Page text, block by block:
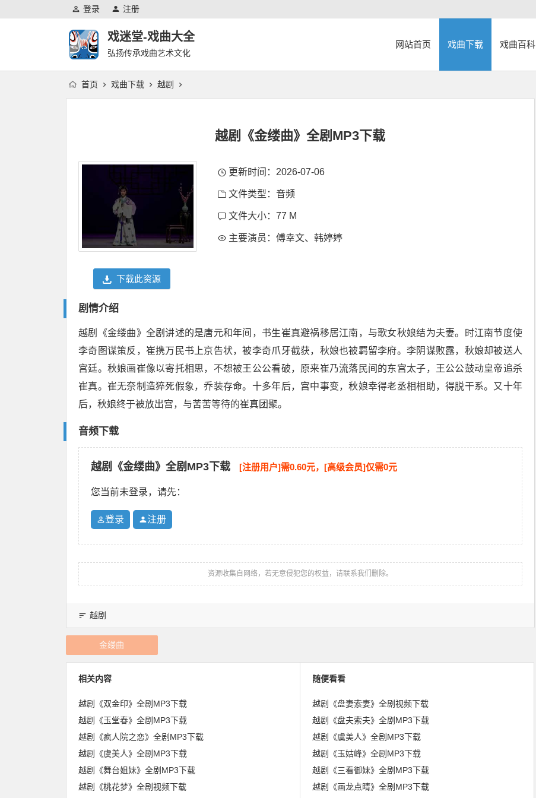
登录 注册
戏迷堂-戏曲大全
弘扬传承戏曲艺术文化
网站首页 戏曲下载 戏曲百科
首页 戏曲下载 越剧
越剧《金缕曲》全剧MP3下载
更新时间：2026-07-06
文件类型：音频
文件大小：77 M
主要演员：傅幸文、韩婷婷
下载此资源
剧情介绍
越剧《金缕曲》全剧讲述的是唐元和年间，书生崔真避祸移居江南，与歌女秋娘结为夫妻。时江南节度使
李奇图谋策反，崔携万民书上京告状，被李奇爪牙截获，秋娘也被羁留李府。李阴谋败露，秋娘却被送人
宫廷。秋娘画崔像以寄托相思，不想被王公公看破，原来崔乃流落民间的东宫太子，王公公鼓动皇帝追杀
崔真。崔无奈制造猝死假象，乔装存命。十多年后，宫中事变，秋娘幸得老丞相相助，得脱干系。又十年
后，秋娘终于被放出宫，与苦苦等待的崔真团聚。
音频下载
越剧《金缕曲》全剧MP3下载 [注册用户]需0.60元，[高级会员]仅需0元
您当前未登录，请先：
登录 注册
资源收集自网络，若无意侵犯您的权益，请联系我们删除。
越剧
金缕曲
相关内容
越剧《双金印》全剧MP3下载
越剧《玉堂春》全剧MP3下载
越剧《疯人院之恋》全剧MP3下载
越剧《虞美人》全剧MP3下载
越剧《舞台姐妹》全剧MP3下载
越剧《桃花梦》全剧视频下载
随便看看
越剧《盘妻索妻》全剧视频下载
越剧《盘夫索夫》全剧MP3下载
越剧《虞美人》全剧MP3下载
越剧《玉姑峰》全剧MP3下载
越剧《三看御妹》全剧MP3下载
越剧《画龙点睛》全剧MP3下载